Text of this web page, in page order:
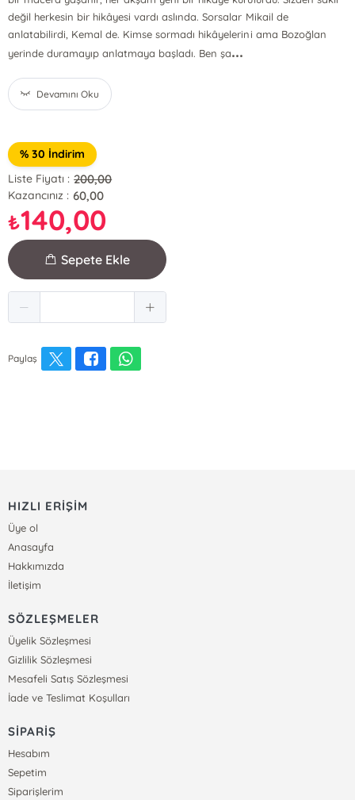
değil herkesin bir hikâyesi vardı aslında. Sorsalar Mikail de
anlatabilirdi, Kemal de. Kimse sormadı hikâyelerini ama Bozoğlan
yerinde duramayıp anlatmaya başladı. Ben şa...
Devamını Oku
% 30 İndirim
Liste Fiyatı : 200,00
Kazancınız : 60,00
₺140,00
Sepete Ekle
Paylaş
HIZLI ERİŞİM
Üye ol
Anasayfa
Hakkımızda
İletişim
SÖZLEŞMELER
Üyelik Sözleşmesi
Gizlilik Sözleşmesi
Mesafeli Satış Sözleşmesi
İade ve Teslimat Koşulları
SİPARİŞ
Hesabım
Sepetim
Siparişlerim